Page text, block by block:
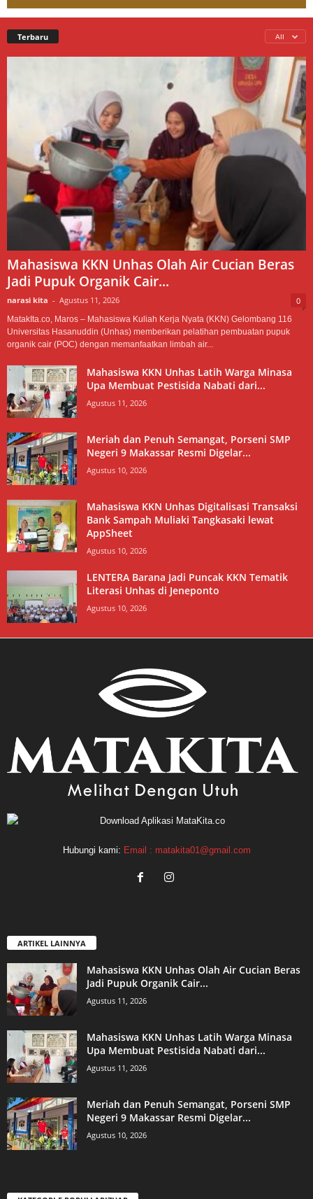
Terbaru All
Mahasiswa KKN Unhas Olah Air Cucian Beras
Jadi Pupuk Organik Cair...
narasi kita - Agustus 11, 2026 0
MatakIta.co, Maros – Mahasiswa Kuliah Kerja Nyata (KKN) Gelombang 116
Universitas Hasanuddin (Unhas) memberikan pelatihan pembuatan pupuk
organik cair (POC) dengan memanfaatkan limbah air...
Mahasiswa KKN Unhas Latih Warga Minasa
Upa Membuat Pestisida Nabati dari...
Agustus 11, 2026
Meriah dan Penuh Semangat, Porseni SMP
Negeri 9 Makassar Resmi Digelar...
Agustus 10, 2026
Mahasiswa KKN Unhas Digitalisasi Transaksi
Bank Sampah Muliaki Tangkasaki lewat
AppSheet
Agustus 10, 2026
LENTERA Barana Jadi Puncak KKN Tematik
Literasi Unhas di Jeneponto
Agustus 10, 2026
Hubungi kami: Email : matakita01@gmail.com
ARTIKEL LAINNYA
Mahasiswa KKN Unhas Olah Air Cucian Beras
Jadi Pupuk Organik Cair...
Agustus 11, 2026
Mahasiswa KKN Unhas Latih Warga Minasa
Upa Membuat Pestisida Nabati dari...
Agustus 11, 2026
Meriah dan Penuh Semangat, Porseni SMP
Negeri 9 Makassar Resmi Digelar...
Agustus 10, 2026